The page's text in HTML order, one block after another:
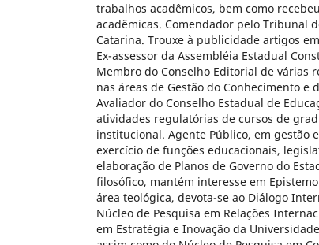
trabalhos acadêmicos, bem como
acadêmicas. Comendador pelo Tribunal
Catarina. Trouxe à publicidade artigos
Ex-assessor da Assembléia Estadual
Membro do Conselho Editorial de várias
nas áreas de Gestão do Conhecimento e
Avaliador do Conselho Estadual de
atividades regulatórias de cursos de
institucional. Agente Público, em gestão
exercício de funções educacionais,
elaboração de Planos de Governo do
filosófico, mantém interesse em
área teológica, devota-se ao Diálogo
Núcleo de Pesquisa em Relações
em Estratégia e Inovação da